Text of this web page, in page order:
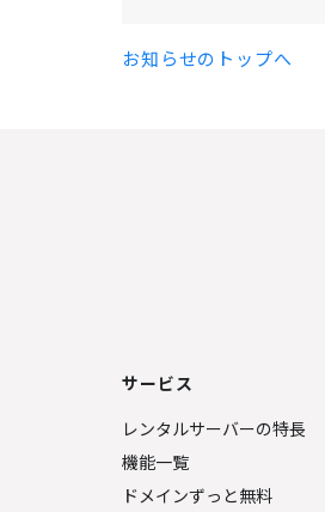
お知らせのトップへ
サービス
レンタルサーバーの特長
機能一覧
ドメインずっと無料